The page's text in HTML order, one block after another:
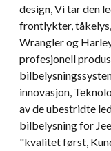
design, Vi tar den
frontlykter,
Wrangler og
profesjonell
innovasjon,
av de ubestridte
bilbelysning for
"kvalitet først,